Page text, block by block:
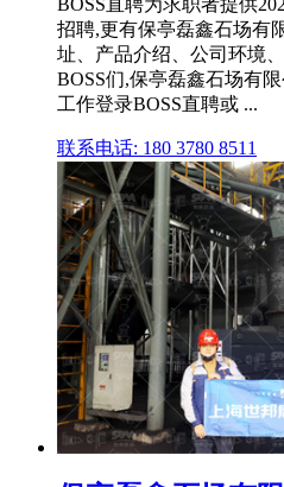
招聘,更有保亭磊鑫石场有
址、产品介绍、公司环境
BOSS们,保亭磊鑫石场有
工作登录BOSS直聘或 ...
联系电话: 180 3780 8511